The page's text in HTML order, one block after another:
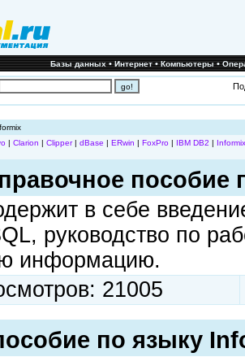
Базы данных•Интернет•Компьютеры•
| Clarion | Clipper| dBase | ERwin | FoxPro| IBM DB2 | Informix
пособие
в себе
руководство по
информацию.
21005
по языку